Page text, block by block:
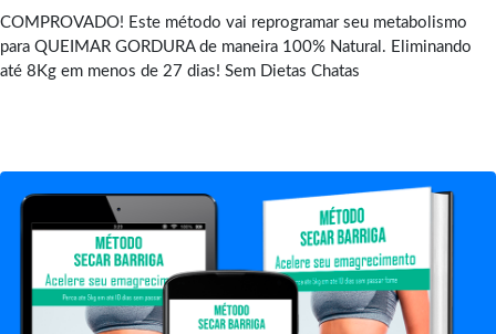
COMPROVADO! Este método vai reprogramar seu metabolismo
para QUEIMAR GORDURA de maneira 100% Natural. Eliminando
até 8Kg em menos de 27 dias! Sem Dietas Chatas